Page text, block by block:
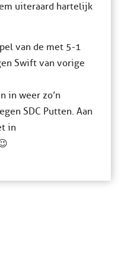
uiteraard hartelijk
van de met 5-1
Swift van vorige
in weer zo’n
SDC Putten. Aan
in